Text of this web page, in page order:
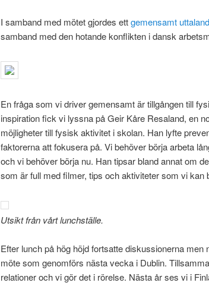
I samband med mötet gjordes ettgemensamt
samband med den hotande konflikten i dansk
En fråga som vi driver gemensamt är tillgången till
inspiration fick vi lyssna på Geir Kåre Resaland, en
möjligheter till fysisk aktivitet i skolan. Han lyfte
faktorerna att fokusera på. Vi behöver börja arbeta
och vi behöver börja nu. Han tipsar bland annat om
som är full med filmer, tips och aktiviteter som vi kan
Utsikt från vårt lunchställe.
Efter lunch på hög höjd fortsatte diskussionerna
möte som genomförs nästa vecka i Dublin.
relationer och vi gör det i rörelse. Nästa år ses vi i